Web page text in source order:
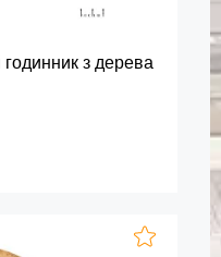
з дерева